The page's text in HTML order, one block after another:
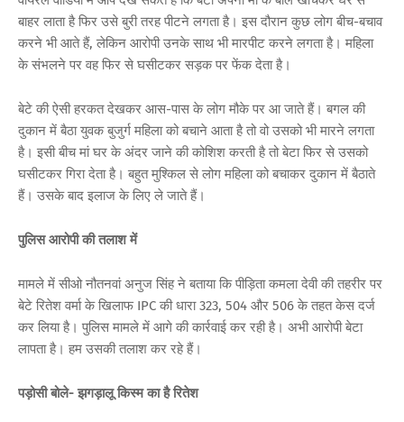
बाहर लाता है फिर उसे बुरी तरह पीटने लगता है। इस दौरान कुछ लोग बीच-बचाव
करने भी आते हैं, लेकिन आरोपी उनके साथ भी मारपीट करने लगता है। महिला
के संभलने पर वह फिर से घसीटकर सड़क पर फेंक देता है।
बेटे की ऐसी हरकत देखकर आस-पास के लोग मौके पर आ जाते हैं। बगल की
दुकान में बैठा युवक बुजुर्ग महिला को बचाने आता है तो वो उसको भी मारने लगता
है। इसी बीच मां घर के अंदर जाने की कोशिश करती है तो बेटा फिर से उसको
घसीटकर गिरा देता है। बहुत मुश्किल से लोग महिला को बचाकर दुकान में बैठाते
हैं। उसके बाद इलाज के लिए ले जाते हैं।
पुलिस आरोपी की तलाश में
मामले में सीओ नौतनवां अनुज सिंह ने बताया कि पीड़िता कमला देवी की तहरीर पर
बेटे रितेश वर्मा के खिलाफ IPC की धारा 323, 504 और 506 के तहत केस दर्ज
कर लिया है। पुलिस मामले में आगे की कार्रवाई कर रही है। अभी आरोपी बेटा
लापता है। हम उसकी तलाश कर रहे हैं।
पड़ोसी बोले- झगड़ालू किस्म का है रितेश